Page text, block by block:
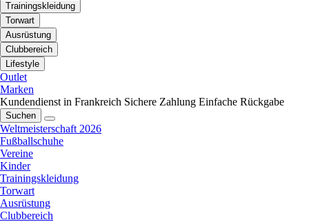
Trainingskleidung
Torwart
Ausrüstung
Clubbereich
Lifestyle
Outlet
Marken
Kundendienst in Frankreich Sichere Zahlung Einfache Rückgabe
Suchen
Weltmeisterschaft 2026
Fußballschuhe
Vereine
Kinder
Trainingskleidung
Torwart
Ausrüstung
Clubbereich